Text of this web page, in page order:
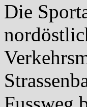
Die